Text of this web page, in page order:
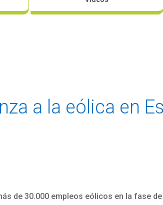
a la eólica en
de 30.000 empleos eólicos en la fase